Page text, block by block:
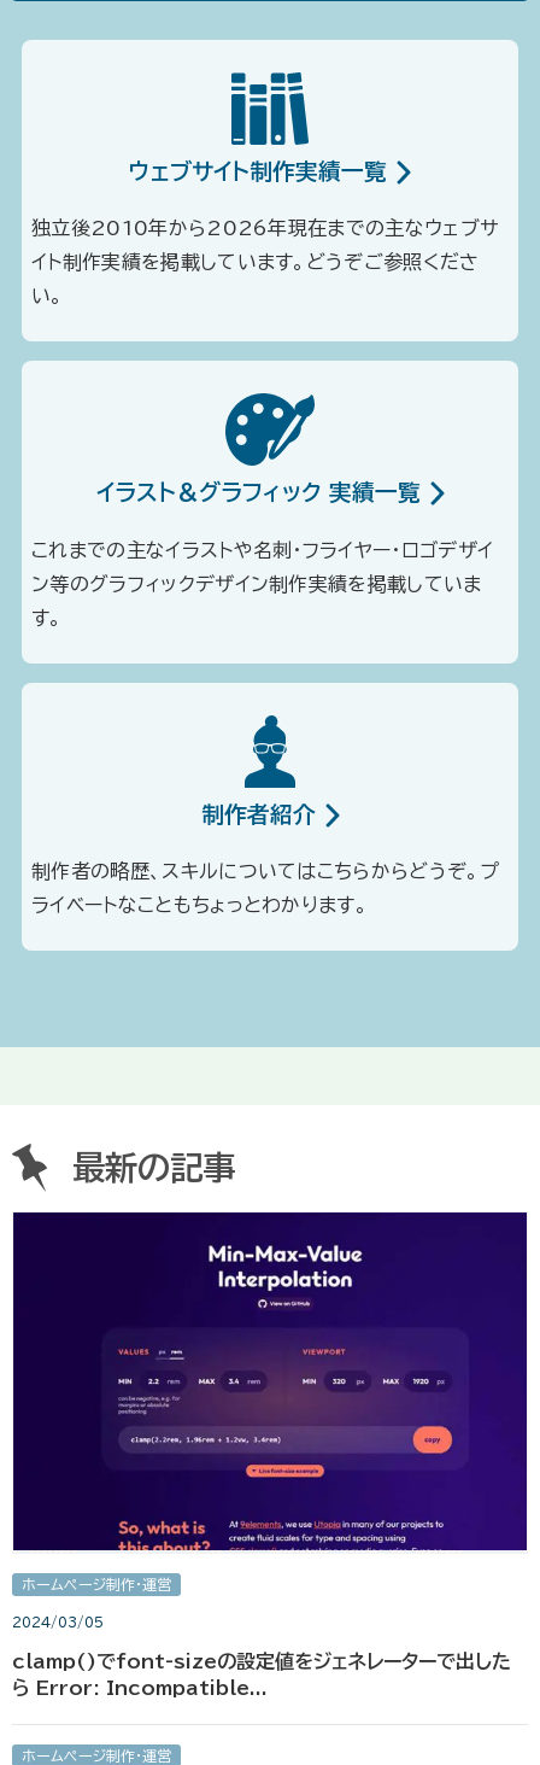
ウェブサイト制作実績一覧
独立後2010年から2026年現在までの主なウェブサ
イト制作実績を掲載しています。どうぞご参照くださ
い。
イラスト＆グラフィック 実績一覧
これまでの主なイラストや名刺・フライヤー・ロゴデザイ
ン等のグラフィックデザイン制作実績を掲載していま
す。
制作者紹介
制作者の略歴、スキルについてはこちらからどうぞ。プ
ライベートなこともちょっとわかります。
最新の記事
ホームページ制作・運営
2024/03/05
clamp()でfont-sizeの設定値をジェネレーターで出した
ら Error: Incompatible...
ホームページ制作・運営